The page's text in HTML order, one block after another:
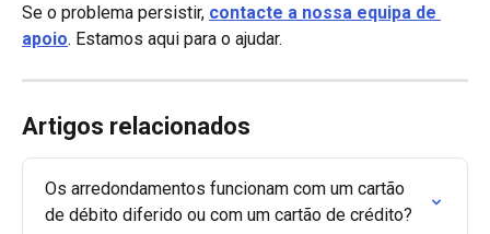
Se o problema persistir, contacte a nossa equipa de
apoio. Estamos aqui para o ajudar.
Artigos relacionados
Os arredondamentos funcionam com um cartão
de débito diferido ou com um cartão de crédito?